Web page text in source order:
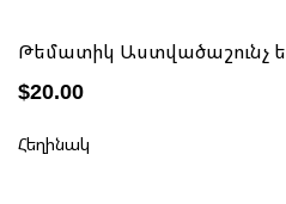
Թեմատիկ Աստվածաշունչ
$20.00
Հեղինակ